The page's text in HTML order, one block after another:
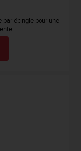
par épingle pour une